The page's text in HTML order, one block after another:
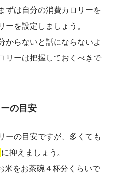
ずは自分の消費カロリーを
ーを設定しましょう。
からないと話にならないよ
リーは把握しておくべきで
の目安
ーの目安ですが、多くても
に抑えましょう。
米をお茶碗４杯分くらいで